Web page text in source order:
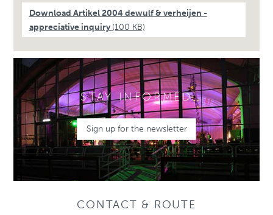
Download Artikel 2004 dewulf & verheijen -
appreciative inquiry (100 KB)
STAY INFORMED
Sign up for the newsletter
CONTACT & ROUTE